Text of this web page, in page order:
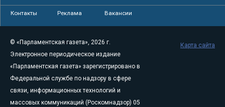
Контакты Реклама Вакансии
© «Парламентская газета», 2026 г.
Электронное периодическое издание
«Парламентская газета» зарегистрировано в
Федеральной службе по надзору в сфере
связи, информационных технологий и
массовых коммуникаций (Роскомнадзор) 05
Карта сайта